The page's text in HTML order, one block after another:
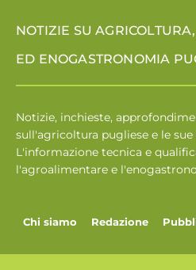
NOTIZIE SU
ED ENOGASTRONOMIA
Notizie, inchieste,
sull'agricoltura pugliese e le sue
L'informazione tecnica e
l'agroalimentare e
Chi siamo Redazione